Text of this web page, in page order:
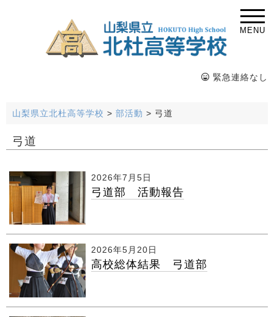
MENU
緊急連絡なし
山梨県立北杜高等学校 > 部活動 > 弓道
弓道
2026年7月5日
弓道部 活動報告
2026年5月20日
高校総体結果 弓道部